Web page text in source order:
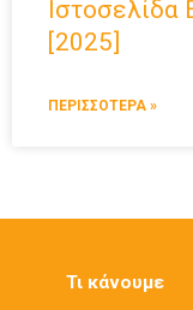
[2025]
ΠΕΡΙΣΣΟΤΕΡΑ »
Τι κάνουμε